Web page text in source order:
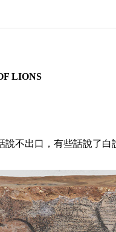
LIONS
不出口，有些話說了